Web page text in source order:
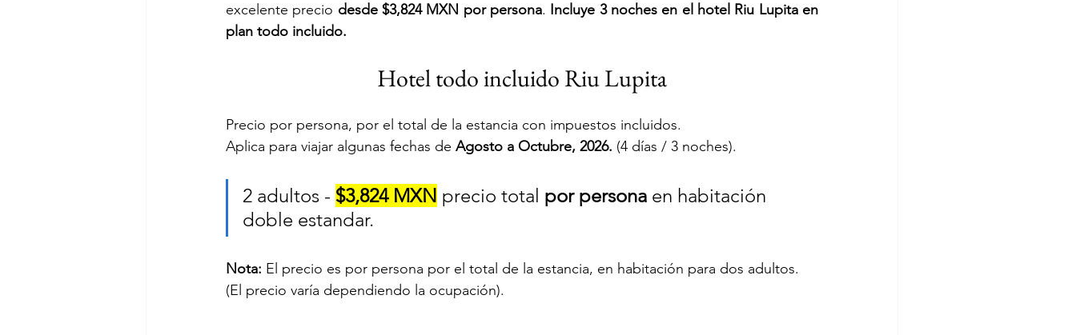
excelente precio desde $3,824 MXN por persona. Incluye 3 noches en el hotel Riu Lupita en
plan todo incluido.
Hotel todo incluido Riu Lupita
Precio por persona, por el total de la estancia con impuestos incluidos.
Aplica para viajar algunas fechas de Agosto a Octubre, 2026. (4 días / 3 noches).
2 adultos - $3,824 MXN precio total por persona en habitación
doble estandar.
Nota: El precio es por persona por el total de la estancia, en habitación para dos adultos.
(El precio varía dependiendo la ocupación).